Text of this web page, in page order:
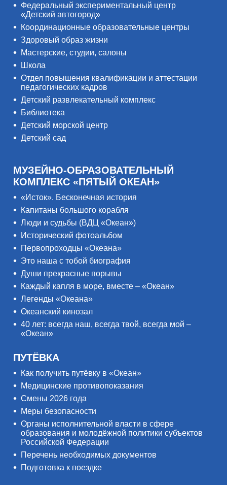
Федеральный экспериментальный центр
«Детский автогород»
Координационные образовательные центры
Здоровый образ жизни
Мастерские, студии, салоны
Школа
Отдел повышения квалификации и аттестации
педагогических кадров
Детский развлекательный комплекс
Библиотека
Детский морской центр
Детский сад
МУЗЕЙНО-ОБРАЗОВАТЕЛЬНЫЙ
КОМПЛЕКС «ПЯТЫЙ ОКЕАН»
«Исток». Бесконечная история
Капитаны большого корабля
Люди и судьбы (ВДЦ «Океан»)
Исторический фотоальбом
Первопроходцы «Океана»
Это наша с тобой биография
Души прекрасные порывы
Каждый капля в море, вместе – «Океан»
Легенды «Океана»
Океанский кинозал
40 лет: всегда наш, всегда твой, всегда мой –
«Океан»
ПУТЁВКА
Как получить путёвку в «Океан»
Медицинские противопоказания
Смены 2026 года
Меры безопасности
Органы исполнительной власти в сфере
образования и молодёжной политики субъектов
Российской Федерации
Перечень необходимых документов
Подготовка к поездке